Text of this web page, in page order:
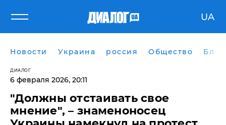
UA
Новости Украина россия Общество
ДИАЛОГ
6 февраля 2026, 20:11
"Должны отстаивать свое
мнение", – знаменоносец